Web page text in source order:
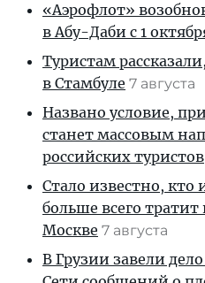
«Аэрофлот»
в Абу-Даби с 1
Туристам
в Стамбуле 7 августа
Названо условие,
станет массовым
российских туристов
Стало известно, кто
больше всего
Москве 7 августа
В Грузии завели